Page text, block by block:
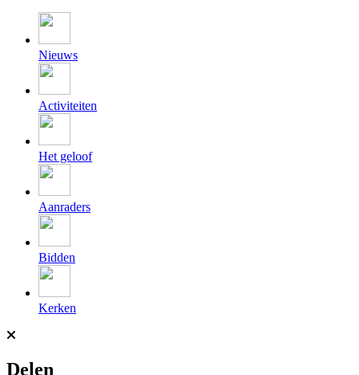
Nieuws
Activiteiten
Het geloof
Aanraders
Bidden
Kerken
Delen